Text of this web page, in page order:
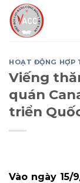
Skip
to
content
HOẠT ĐỘNG HỢP
Viếng
quán
triển
Vào ngày 15/